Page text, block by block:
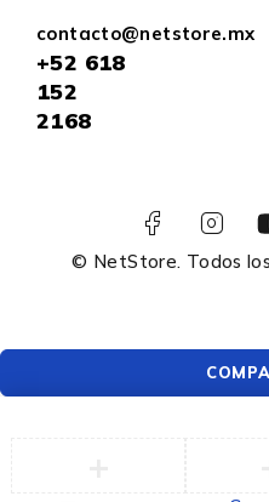
contacto@netstore.mx
+52 618
152
2168
© NetStore. Todos